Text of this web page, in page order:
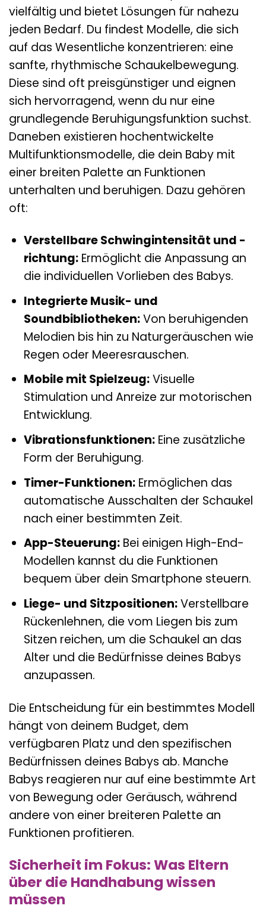
vielfältig und bietet Lösungen für nahezu
jeden Bedarf. Du findest Modelle, die sich
auf das Wesentliche konzentrieren: eine
sanfte, rhythmische Schaukelbewegung.
Diese sind oft preisgünstiger und eignen
sich hervorragend, wenn du nur eine
grundlegende Beruhigungsfunktion suchst.
Daneben existieren hochentwickelte
Multifunktionsmodelle, die dein Baby mit
einer breiten Palette an Funktionen
unterhalten und beruhigen. Dazu gehören
oft:
Verstellbare Schwingintensität und -
richtung:Ermöglicht die Anpassung an
die individuellen Vorlieben des Babys.
Integrierte Musik- und
Soundbibliotheken:Von beruhigenden
Melodien bis hin zu Naturgeräuschen wie
Regen oder Meeresrauschen.
Mobile mit Spielzeug:Visuelle
Stimulation und Anreize zur motorischen
Entwicklung.
Vibrationsfunktionen:Eine zusätzliche
Form der Beruhigung.
Timer-Funktionen:Ermöglichen das
automatische Ausschalten der Schaukel
nach einer bestimmten Zeit.
App-Steuerung:Bei einigen High-End-
Modellen kannst du die Funktionen
bequem über dein Smartphone steuern.
Liege- und Sitzpositionen:Verstellbare
Rückenlehnen, die vom Liegen bis zum
Sitzen reichen, um die Schaukel an das
Alter und die Bedürfnisse deines Babys
anzupassen.
Die Entscheidung für ein bestimmtes Modell
hängt von deinem Budget, dem
verfügbaren Platz und den spezifischen
Bedürfnissen deines Babys ab. Manche
Babys reagieren nur auf eine bestimmte Art
von Bewegung oder Geräusch, während
andere von einer breiteren Palette an
Funktionen profitieren.
Sicherheit im Fokus: Was Eltern
über die Handhabung wissen
müssen